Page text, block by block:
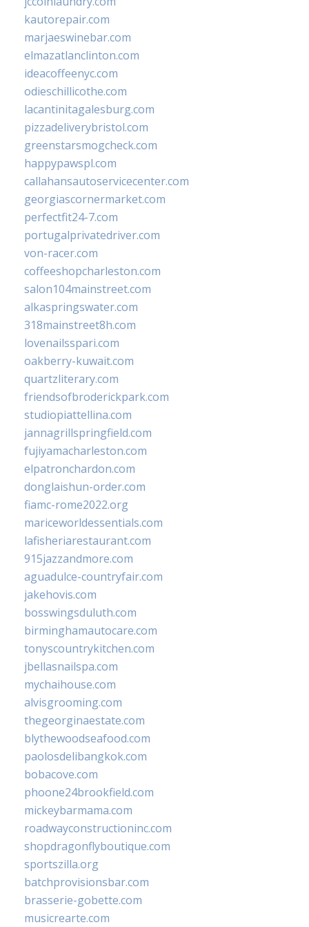
kautorepair.com
marjaeswinebar.com
elmazatlanclinton.com
ideacoffeenyc.com
odieschillicothe.com
lacantinitagalesburg.com
pizzadeliverybristol.com
greenstarsmogcheck.com
happypawspl.com
callahansautoservicecenter.com
georgiascornermarket.com
perfectfit24-7.com
portugalprivatedriver.com
von-racer.com
coffeeshopcharleston.com
salon104mainstreet.com
alkaspringswater.com
318mainstreet8h.com
lovenailsspari.com
oakberry-kuwait.com
quartzliterary.com
friendsofbroderickpark.com
studiopiattellina.com
jannagrillspringfield.com
fujiyamacharleston.com
elpatronchardon.com
donglaishun-order.com
fiamc-rome2022.org
mariceworldessentials.com
lafisheriarestaurant.com
915jazzandmore.com
aguadulce-countryfair.com
jakehovis.com
bosswingsduluth.com
birminghamautocare.com
tonyscountrykitchen.com
jbellasnailspa.com
mychaihouse.com
alvisgrooming.com
thegeorginaestate.com
blythewoodseafood.com
paolosdelibangkok.com
bobacove.com
phoone24brookfield.com
mickeybarmama.com
roadwayconstructioninc.com
shopdragonflyboutique.com
sportszilla.org
batchprovisionsbar.com
brasserie-gobette.com
musicrearte.com